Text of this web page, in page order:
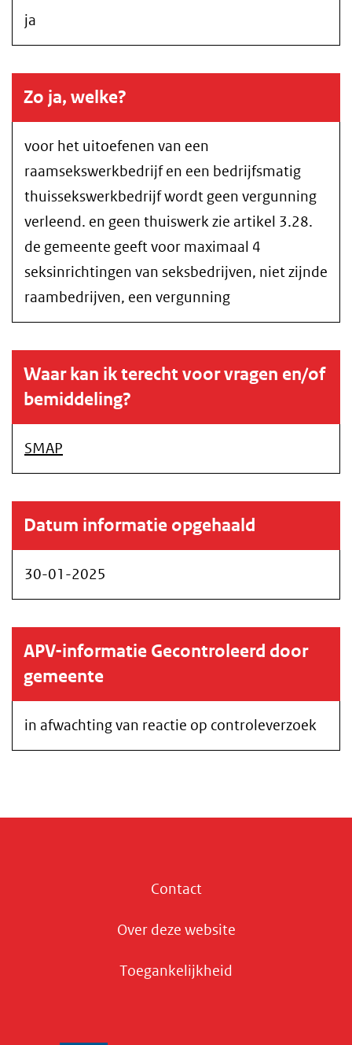
ja
Zo ja, welke?
voor het uitoefenen van een
raamsekswerkbedrijf en een bedrijfsmatig
thuissekswerkbedrijf wordt geen vergunning
verleend. en geen thuiswerk zie artikel 3.28.
de gemeente geeft voor maximaal 4
seksinrichtingen van seksbedrijven, niet zijnde
raambedrijven, een vergunning
Waar kan ik terecht voor vragen en/of
bemiddeling?
SMAP
Datum informatie opgehaald
30-01-2025
APV-informatie Gecontroleerd door
gemeente
in afwachting van reactie op controleverzoek
Contact
Over deze website
Toegankelijkheid